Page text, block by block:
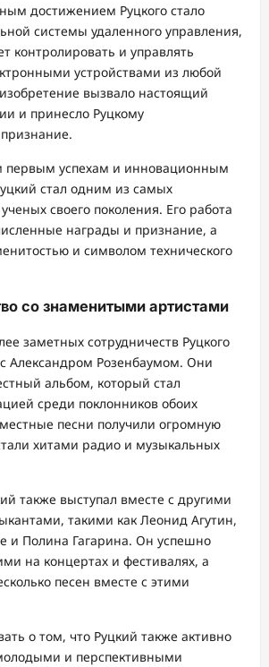
достижением Руцкого стало
системы удаленного управления,
контролировать и управлять
устройствами из любой
вызвало настоящий
и принесло Руцкому
первым успехам и инновационным
стал одним из самых
своего поколения. Его работа
награды и признание, а
и символом технического
со знаменитыми артистами
заметных сотрудничеств Руцкого
Александром Розенбаумом. Они
альбом, который стал
среди поклонников обоих
песни получили огромную
хитами радио и музыкальных
также выступал вместе с другими
такими как Леонид Агутин,
и Полина Гагарина. Он успешно
на концертах и фестивалях, а
песен вместе с этими
о том, что Руцкий также активно
и перспективными